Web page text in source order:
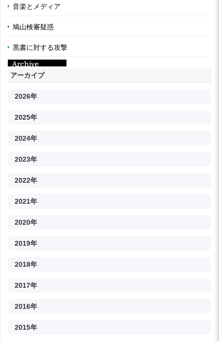
音楽とメディア
鳩山検審疑惑
黒書に対する攻撃
アーカイブ
2026年
2025年
2024年
2023年
2022年
2021年
2020年
2019年
2018年
2017年
2016年
2015年